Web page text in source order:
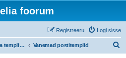
foorum
Logi sisse
Registreeru
Postiajalugu ja templijäljendite kogumine Vanemad postitemplid